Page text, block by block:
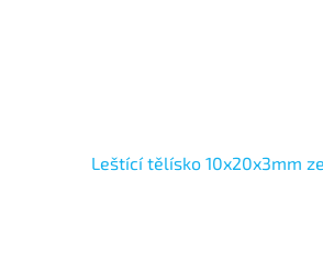
Leštící tělísko 10x20x3mm